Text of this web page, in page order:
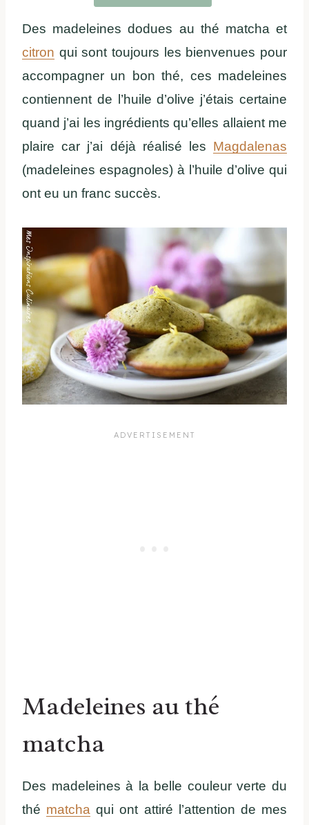
Des madeleines dodues au thé matcha et
citron qui sont toujours les bienvenues pour
accompagner un bon thé, ces madeleines
contiennent de l’huile d’olive j’étais certaine
quand j’ai les ingrédients qu’elles allaient me
plaire car j’ai déjà réalisé les Magdalenas
(madeleines espagnoles) à l’huile d’olive qui
ont eu un franc succès.
Madeleines au thé
matcha
Des madeleines à la belle couleur verte du
thé matcha qui ont attiré l’attention de mes